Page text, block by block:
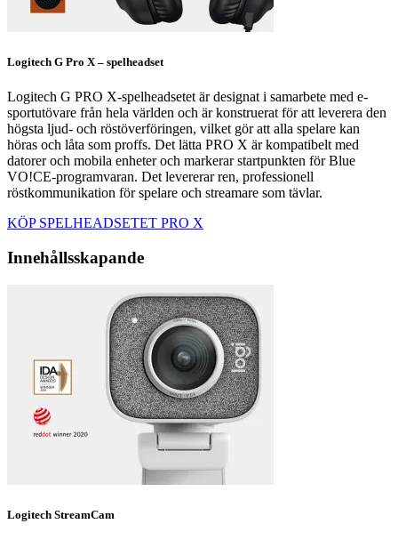
Logitech G Pro X – spelheadset
Logitech G PRO X-spelheadsetet är designat i samarbete med e-
sportutövare från hela världen och är konstruerat för att leverera den
högsta ljud- och röstöverföringen, vilket gör att alla spelare kan
höras och låta som proffs. Det lätta PRO X är kompatibelt med
datorer och mobila enheter och markerar startpunkten för Blue
VO!CE-programvaran. Det levererar ren, professionell
röstkommunikation för spelare och streamare som tävlar.
KÖP SPELHEADSETET PRO X
Innehållsskapande
Logitech StreamCam